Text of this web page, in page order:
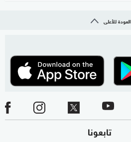
العودة للأعلى
تابعونا